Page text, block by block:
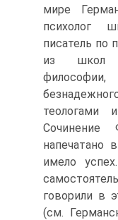
мире
психолог
писатель по
из школ
теологами
напечатано
имело
говорили в
(см.